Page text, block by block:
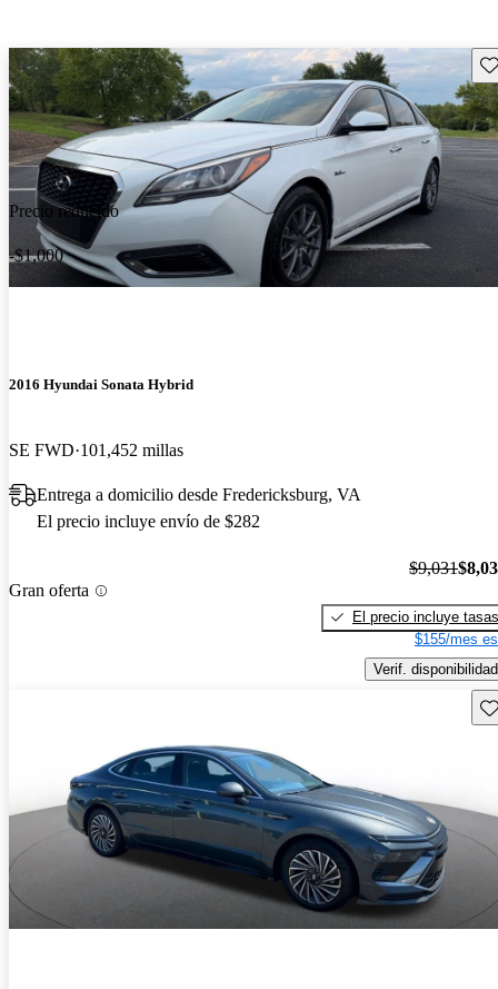
Precio reducido
-$1,000
2016 Hyundai Sonata Hybrid
SE FWD 101,452 millas
Entrega a domicilio desde Fredericksburg, VA
El precio incluye envío de $282
Gran oferta
$9,031
El precio incluye tasas
$155/mes
Verif. disponibilidad